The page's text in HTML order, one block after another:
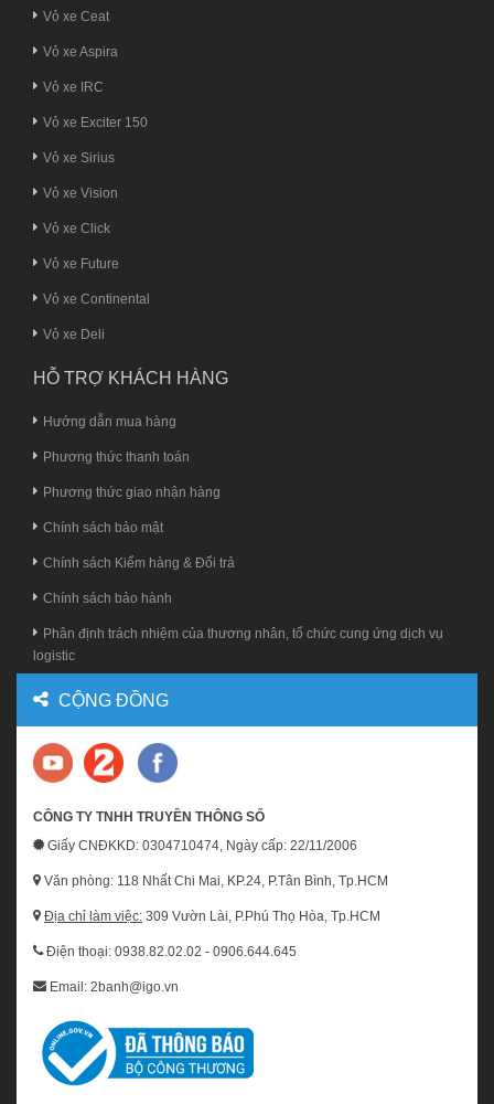
Vỏ xe Ceat
Vỏ xe Aspira
Vỏ xe IRC
Vỏ xe Exciter 150
Vỏ xe Sirius
Vỏ xe Vision
Vỏ xe Click
Vỏ xe Future
Vỏ xe Continental
Vỏ xe Deli
HỖ TRỢ KHÁCH HÀNG
Hướng dẫn mua hàng
Phương thức thanh toán
Phương thức giao nhận hàng
Chính sách bảo mật
Chính sách Kiểm hàng & Đổi trả
Chính sách bảo hành
Phân định trách nhiệm của thương nhân, tổ chức cung ứng dịch vụ
logistic
CỘNG ĐỒNG
CÔNG TY TNHH TRUYỀN THÔNG SỐ
Giấy CNĐKKD: 0304710474, Ngày cấp: 22/11/2006
Văn phòng: 118 Nhất Chi Mai, KP.24, P.Tân Bình, Tp.HCM
Địa chỉ làm việc: 309 Vườn Lài, P.Phú Thọ Hòa, Tp.HCM
Điện thoại: 0938.82.02.02 - 0906.644.645
Email: 2banh@igo.vn